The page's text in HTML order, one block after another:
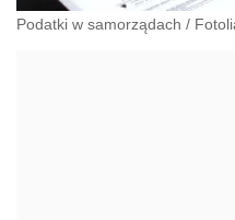
Podatki w samorządach /